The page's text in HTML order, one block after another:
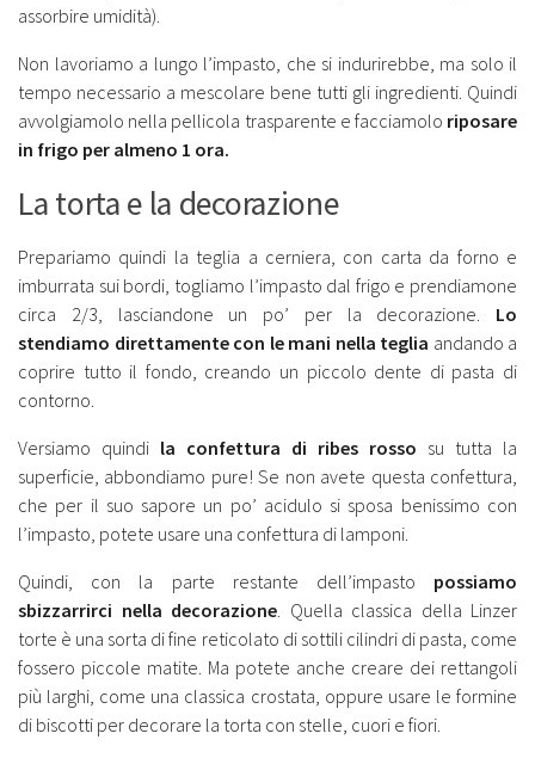
assorbire umidità).
Non lavoriamo a lungo l’impasto, che si indurirebbe, ma solo il
tempo necessario a mescolare bene tutti gli ingredienti. Quindi
avvolgiamolo nella pellicola trasparente e facciamolo riposare
in frigo per almeno 1 ora.
La torta e la decorazione
Prepariamo quindi la teglia a cerniera, con carta da forno e
imburrata sui bordi, togliamo l’impasto dal frigo e prendiamone
circa 2/3, lasciandone un po’ per la decorazione. Lo
stendiamo direttamente con le mani nella teglia andando a
coprire tutto il fondo, creando un piccolo dente di pasta di
contorno.
Versiamo quindi la confettura di ribes rosso su tutta la
superficie, abbondiamo pure! Se non avete questa confettura,
che per il suo sapore un po’ acidulo si sposa benissimo con
l’impasto, potete usare una confettura di lamponi.
Quindi, con la parte restante dell’impasto possiamo
sbizzarrirci nella decorazione . Quella classica della Linzer
torte è una sorta di fine reticolato di sottili cilindri di pasta, come
fossero piccole matite. Ma potete anche creare dei rettangoli
più larghi, come una classica crostata, oppure usare le formine
di biscotti per decorare la torta con stelle, cuori e fiori.